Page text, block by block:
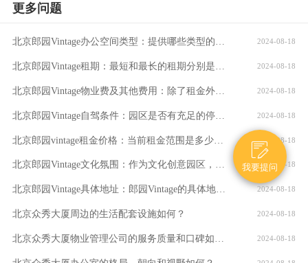
更多问题
北京郎园Vintage办公空间类型：提供哪些类型的办公空间（如平层、独栋、共享办公等）？ 2024-08-18
2024-08-18
北京郎园Vintage物业费及其他费用：除了租金外，还需要支付哪些额外费用（如物业费、水电费等）？ 2024-08-18
北京郎园Vintage自驾条件：园区是否有充足的停车位？周边道路拥堵情况如何？ 2024-08-18
北京郎园vintage租金价格：当前租金范围是多少？是否有不同楼层或面积的租金差异？ 2024-08-18
北京郎园Vintage文化氛围：作为文化创意园区，郎园Vintage有哪些独特的文化氛围或活动？ 2024-08-18
北京郎园Vintage具体地址：郎园Vintage的具体地址是什么？周边环境：该区域有哪些商业配套设施（如购物中心、餐厅、银行等）？ 2024-08-18
北京众秀大厦周边的生活配套设施如何？ 2024-08-18
2024-08-18

我要提问